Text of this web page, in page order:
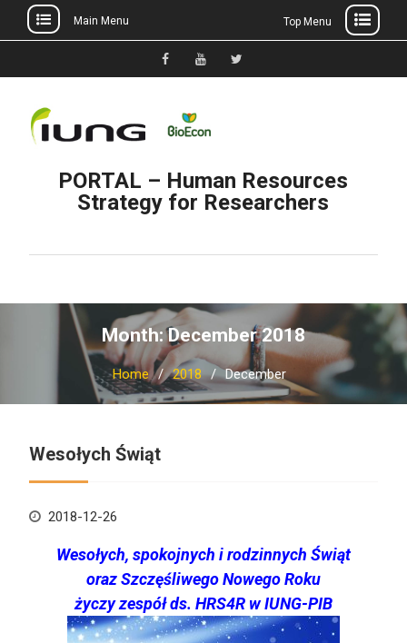
to
Main Menu Top Menu
FacebookYouTubeTwitter
PORTAL – Human Resources
Strategy for Researchers
Month: December 2018
Home 2018 December
Wesołych Świąt
2018-12-26
Wesołych, spokojnych i rodzinnych Świąt
oraz Szczęśliwego Nowego Roku
życzy zespół ds. HRS4R w IUNG-PIB